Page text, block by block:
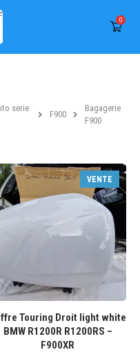
0
serie
F900
Bagagerie
F900
VENTE
Touring Droit light white
BMW R1200R R1200RS –
F900XR